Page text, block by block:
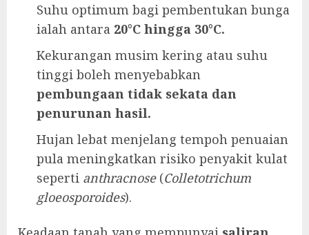
Suhu optimum bagi pembentukan bunga
ialah antara 20°C hingga 30°C.
Kekurangan musim kering atau suhu
tinggi boleh menyebabkan
pembungaan tidak sekata dan
penurunan hasil.
Hujan lebat menjelang tempoh penuaian
pula meningkatkan risiko penyakit kulat
seperti anthracnose(Colletotrichum
gloeosporoides).